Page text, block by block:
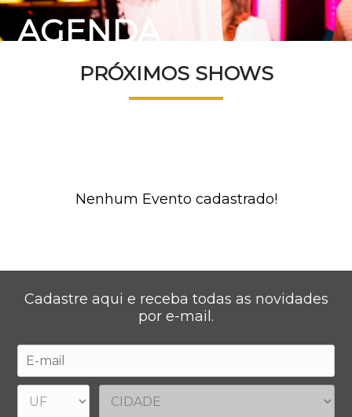
AGENDA
PRÓXIMOS SHOWS
Nenhum Evento cadastrado!
Cadastre aqui e receba todas as novidades
por e-mail.